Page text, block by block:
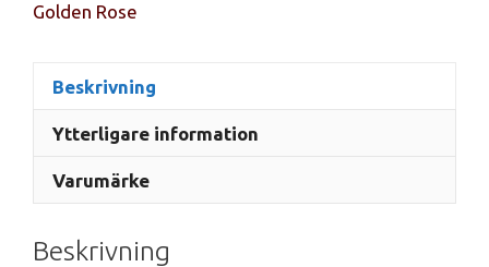
Golden Rose
Beskrivning
Ytterligare information
Varumärke
Beskrivning